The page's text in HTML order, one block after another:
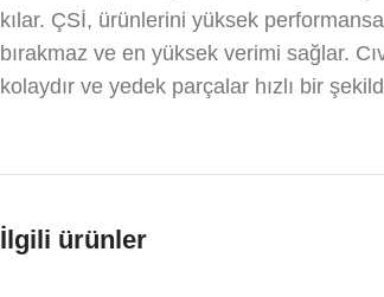
kılar. ÇSİ, ürünlerini yüksek
bırakmaz ve en yüksek verimi sağlar.
kolaydır ve yedek parçalar hızlı bir
İlgili ürünler